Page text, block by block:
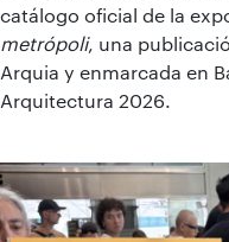
catálogo oficial de la
metrópoli, una
Arquia y enmarcada en
Arquitectura 2026.